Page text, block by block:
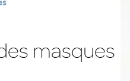
masques